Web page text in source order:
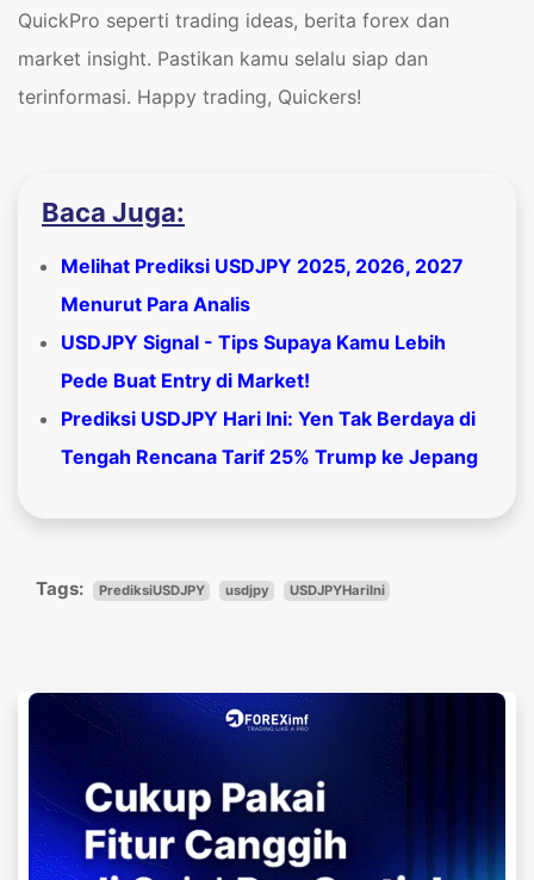
QuickPro seperti trading ideas, berita forex dan
market insight. Pastikan kamu selalu siap dan
terinformasi. Happy trading, Quickers!
Baca Juga:
Melihat Prediksi USDJPY 2025, 2026, 2027
Menurut Para Analis
USDJPY Signal - Tips Supaya Kamu Lebih
Pede Buat Entry di Market!
Prediksi USDJPY Hari Ini: Yen Tak Berdaya di
Tengah Rencana Tarif 25% Trump ke Jepang
Tags: PrediksiUSDJPY usdjpy USDJPYHariIni